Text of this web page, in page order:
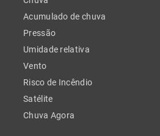
Acumulado de chuva
Pressão
Umidade relativa
Vento
Risco de Incêndio
Satélite
Chuva Agora